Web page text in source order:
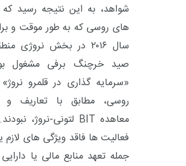
شواهد، به این نتیجه رسید
های روسی که به طور موقت و
سال ۲۰۱۶ در بخش نروژی
صید خرچنگ برفی مشغول
«سرمایه گذاری در قلمرو
روسی، مطابق با تعاریف و
معاهدهBIT لتونی-نروژ،
فعالیت ها فاقد ویژگی های لازم
جمله تعهد منابع مالی یا